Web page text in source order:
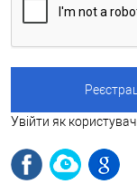
Увійти як користувач